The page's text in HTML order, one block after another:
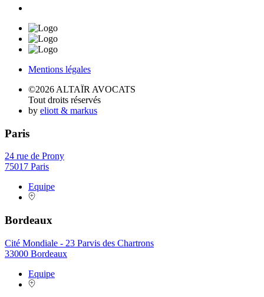
Mentions légales
©2026 ALTAÏR AVOCATS
Tout droits réservés
by eliott & markus
Paris
24 rue de Prony
75017 Paris
Equipe
Bordeaux
Cité Mondiale - 23 Parvis des Chartrons
33000 Bordeaux
Equipe